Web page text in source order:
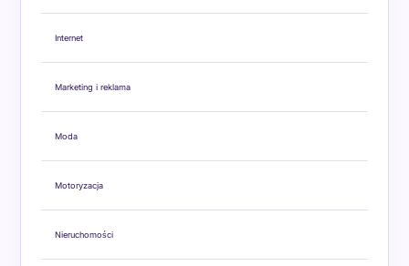
Internet
Marketing i reklama
Moda
Motoryzacja
Nieruchomości